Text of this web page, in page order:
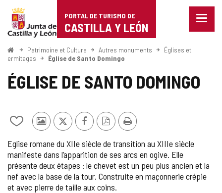
Portal
de
Turismo
de
Castilla
León
PORTAL DE TURISMO DE
CASTILLA Y LEÓN
Menu
<
Accueil
Patrimoine et Culture Autres monuments
Églises et
ermitages
Église de Santo Domingo
ÉGLISE DE SANTO DOMINGO
Ajouter/retirer
contenu
de
cahiers
Photos
touristes
X FacebookVersionImprimer
Eglise romane du XIIe siècle de transition au XIIIe siècle
manifeste dans l’apparition de ses arcs en ogive. Elle
présente deux étapes : le chevet est un peu plus ancien et la
nef avec la base de la tour. Construite en maçonnerie crépie
et avec pierre de taille aux coins.